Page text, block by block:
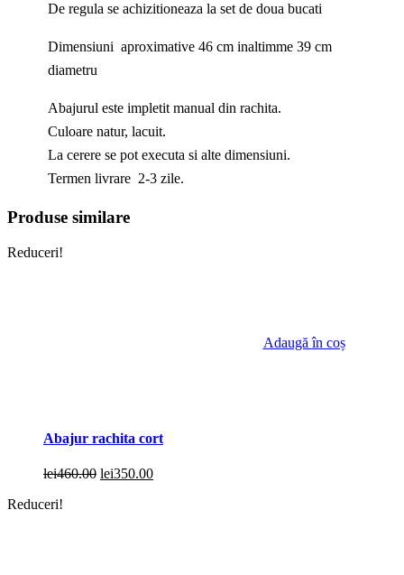
De regula se achizitioneaza la set de doua bucati
Dimensiuni aproximative 46 cm inaltimme 39 cm
diametru
Abajurul este impletit manual din rachita.
Culoare natur, lacuit.
La cerere se pot executa si alte dimensiuni.
Termen livrare 2-3 zile.
Produse similare
Reduceri!
Adaugă în coș
Abajur rachita cort
lei460.00 Prețul
lei350.00Prețul
Reduceri!